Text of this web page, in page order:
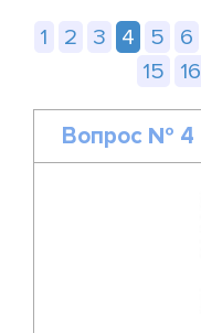
1 2 3 4 5 6
15
16
Вопрос № 4